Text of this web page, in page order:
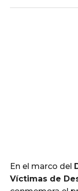
En el marco del
Víctimas de